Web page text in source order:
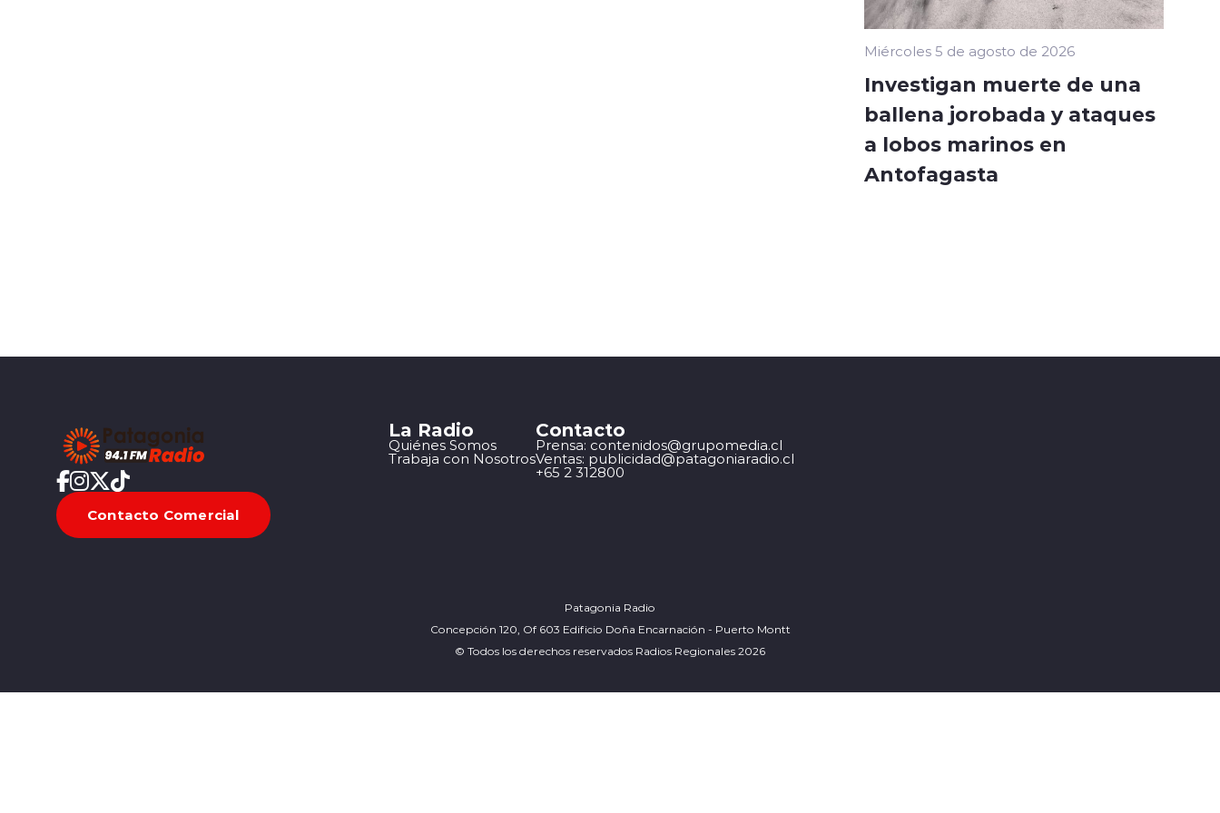
Miércoles 5 de agosto de 2026
Investigan muerte de una
ballena jorobada y ataques
a lobos marinos en
Antofagasta
Contacto Comercial
La Radio
Quiénes Somos
Trabaja con Nosotros
Contacto
Prensa: contenidos@grupomedia.cl
Ventas: publicidad@patagoniaradio.cl
+65 2 312800
Patagonia Radio
Concepción 120, Of 603 Edificio Doña Encarnación - Puerto Montt
© Todos los derechos reservados Radios Regionales 2026